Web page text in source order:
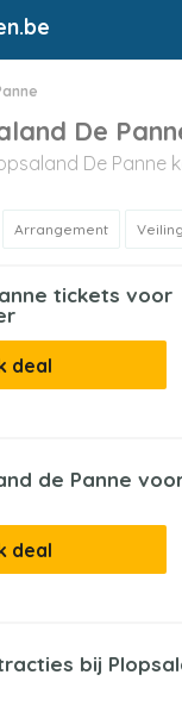
De
De Panne
Arrangement Veiling
tickets voor
deal
de Panne
deal
bij